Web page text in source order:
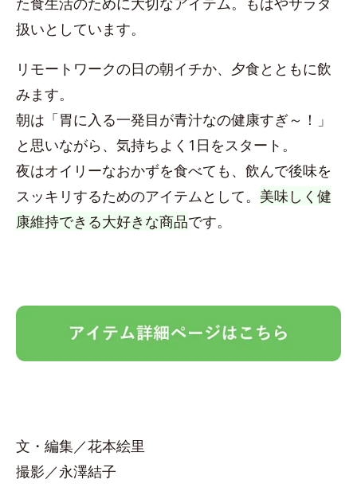
扱いとしています。
リモートワークの日の朝イチか、夕食とともに飲
みます。
朝は「胃に入る一発目が青汁なの健康すぎ～！」
と思いながら、気持ちよく1日をスタート。
夜はオイリーなおかずを食べても、飲んで後味を
スッキリするためのアイテムとして。 美味しく健
康維持できる大好きな商品です。
文・編集／花本絵里
撮影／永澤結子